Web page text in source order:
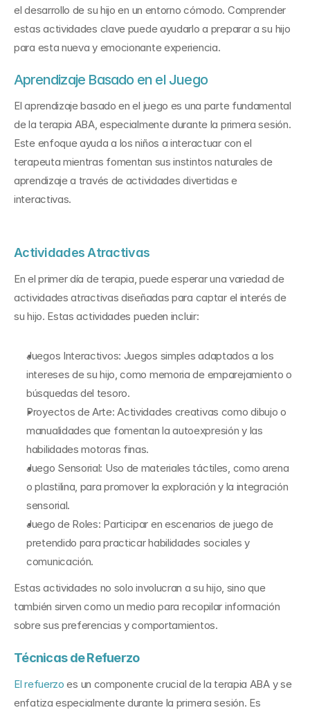
el desarrollo de su hijo en un entorno cómodo. Comprender
estas actividades clave puede ayudarlo a preparar a su hijo
para esta nueva y emocionante experiencia.
Aprendizaje Basado en el Juego
El aprendizaje basado en el juego es una parte fundamental
de la terapia ABA, especialmente durante la primera sesión.
Este enfoque ayuda a los niños a interactuar con el
terapeuta mientras fomentan sus instintos naturales de
aprendizaje a través de actividades divertidas e
interactivas.
Actividades Atractivas
En el primer día de terapia, puede esperar una variedad de
actividades atractivas diseñadas para captar el interés de
su hijo. Estas actividades pueden incluir:
Juegos Interactivos: Juegos simples adaptados a los
intereses de su hijo, como memoria de emparejamiento o
búsquedas del tesoro.
Proyectos de Arte: Actividades creativas como dibujo o
manualidades que fomentan la autoexpresión y las
habilidades motoras finas.
Juego Sensorial: Uso de materiales táctiles, como arena
o plastilina, para promover la exploración y la integración
sensorial.
Juego de Roles: Participar en escenarios de juego de
pretendido para practicar habilidades sociales y
comunicación.
Estas actividades no solo involucran a su hijo, sino que
también sirven como un medio para recopilar información
sobre sus preferencias y comportamientos.
Técnicas de Refuerzo
El refuerzo es un componente crucial de la terapia ABA y se
enfatiza especialmente durante la primera sesión. Es